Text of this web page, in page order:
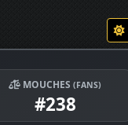
MOUCHES(FANS)
#238